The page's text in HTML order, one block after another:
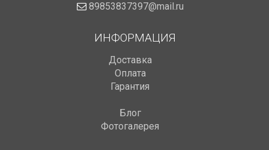
89853837397@mail.ru
ИНФОРМАЦИЯ
Доставка
Оплата
Гарантия
Блог
Фотогалерея